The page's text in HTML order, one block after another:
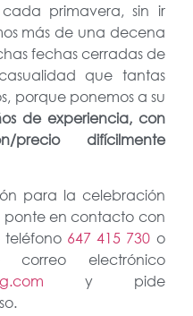
primavera, sin ir
más de una decena
fechas cerradas de
que tantas
porque ponemos a su
de experiencia, con
difícilmente
para la celebración
ponte en contacto con
teléfono 647 415 730 o
electrónico
y pide